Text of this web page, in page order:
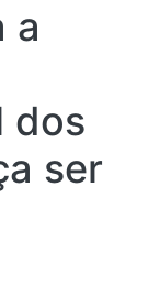
a
dos
ser